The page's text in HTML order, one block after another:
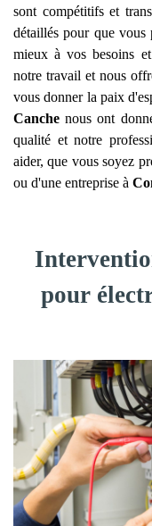
sont compétitifs et
détaillés pour que
mieux à vos besoins
notre travail et nous
vous donner la paix
Canche nous ont
qualité et notre
aider, que vous soyez
ou d'une entreprise à
pour